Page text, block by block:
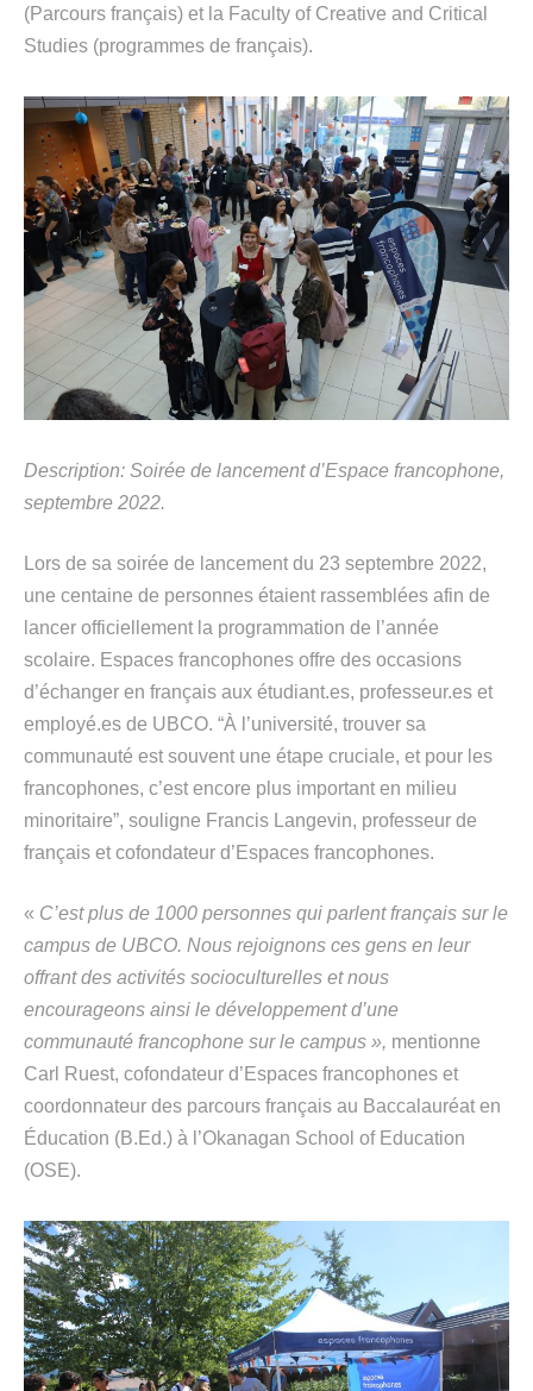
(Parcours français) et la Faculty of Creative and Critical
Studies (programmes de français).
Description: Soirée de lancement d’Espace francophone,
septembre 2022.
Lors de sa soirée de lancement du 23 septembre 2022,
une centaine de personnes étaient rassemblées afin de
lancer officiellement la programmation de l’année
scolaire. Espaces francophones offre des occasions
d’échanger en français aux étudiant.es, professeur.es et
employé.es de UBCO. “À l’université, trouver sa
communauté est souvent une étape cruciale, et pour les
francophones, c’est encore plus important en milieu
minoritaire”, souligne Francis Langevin, professeur de
français et cofondateur d’Espaces francophones.
« C’est plus de 1000 personnes qui parlent français sur le
campus de UBCO. Nous rejoignons ces gens en leur
offrant des activités socioculturelles et nous
encourageons ainsi le développement d’une
communauté francophone sur le campus », mentionne
Carl Ruest, cofondateur d’Espaces francophones et
coordonnateur des parcours français au Baccalauréat en
Éducation (B.Ed.) à l’Okanagan School of Education
(OSE).